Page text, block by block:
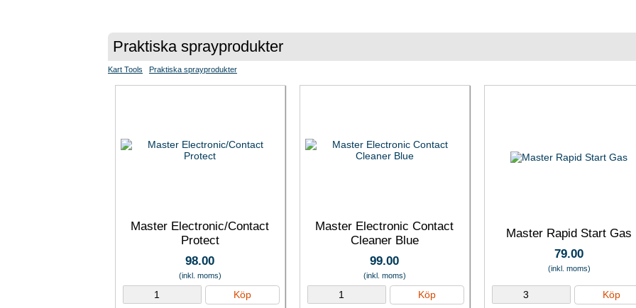
Praktiska sprayprodukter
Kart Tools Praktiska sprayprodukter
Master Electronic/Contact
Protect
98.00
(inkl. moms)
Köp
Master Electronic Contact
Cleaner Blue
99.00
(inkl. moms)
Köp
Master Rapid Start Gas
79.00
(inkl. moms)
Köp